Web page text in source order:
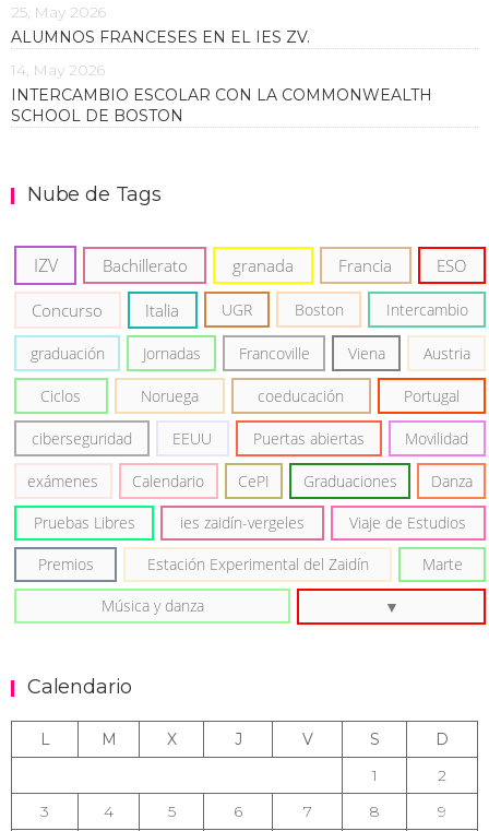
25, May 2026
ALUMNOS FRANCESES EN EL IES ZV.
14, May 2026
INTERCAMBIO ESCOLAR CON LA COMMONWEALTH
SCHOOL DE BOSTON
Nube de Tags
IZV Bachillerato granada Francia ESO
Concurso Italia UGR Boston Intercambio
graduación Jornadas Francoville Viena Austria
Ciclos Noruega coeducación Portugal
ciberseguridad EEUU Puertas abiertas Movilidad
exámenes Calendario CePI Graduaciones Danza
Pruebas Libres ies zaidín-vergeles Viaje de Estudios
Premios Estación Experimental del Zaidín Marte
Música y danza
Calendario
L M X J V S
D
1
2
3
4 5 6 7 8 9